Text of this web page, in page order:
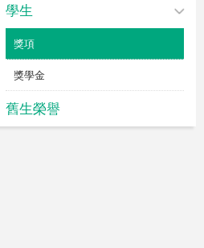
學生
獎項
獎學金
舊生榮譽